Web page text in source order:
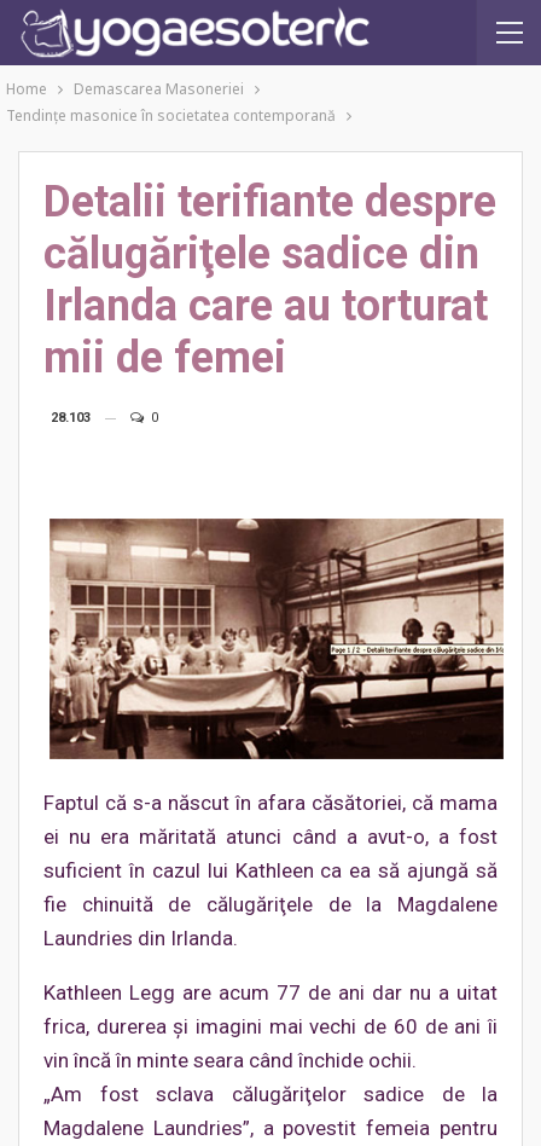
Home
Demascarea Masoneriei
Tendinţe masonice în societatea contemporană
Detalii terifiante despre
călugăriţele sadice din
Irlanda care au torturat
mii de femei
28.103 0
Faptul că s-a născut în afara căsătoriei, că mama
ei nu era măritată atunci când a avut-o, a fost
suficient în cazul lui Kathleen ca ea să ajungă să
fie chinuită de călugăriţele de la Magdalene
Laundries din Irlanda.
Kathleen Legg are acum 77 de ani dar nu a uitat
frica, durerea şi imagini mai vechi de 60 de ani îi
vin încă în minte seara când închide ochii.
„Am fost sclava călugăriţelor sadice de la
Magdalene Laundries”, a povestit femeia pentru